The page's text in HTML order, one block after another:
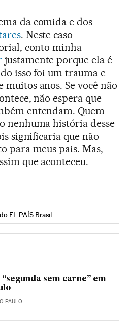
da comida e dos
. Neste caso
conto minha
justamente porque ela é
isso foi um trauma e
anos. Se você não
não espera que
entendam. Quem
nenhuma história desse
significaria que não
para meus pais. Mas,
que aconteceu.
EL PAÍS Brasil
“segunda sem carne” em
PAULO